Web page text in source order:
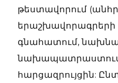
թեստավորում
երաշխավորագրերի
գնահատում,
նախապատրաստում
հարցազրույցին: